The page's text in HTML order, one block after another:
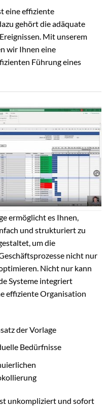
eine effiziente
gehört die adäquate
Mit unserem
wir Ihnen eine
Führung eines
ermöglicht es Ihnen,
und strukturiert zu
um die
nicht nur
Nicht nur kann
Systeme integriert
effiziente Organisation
der Vorlage
Bedürfnisse
unkompliziert und sofort